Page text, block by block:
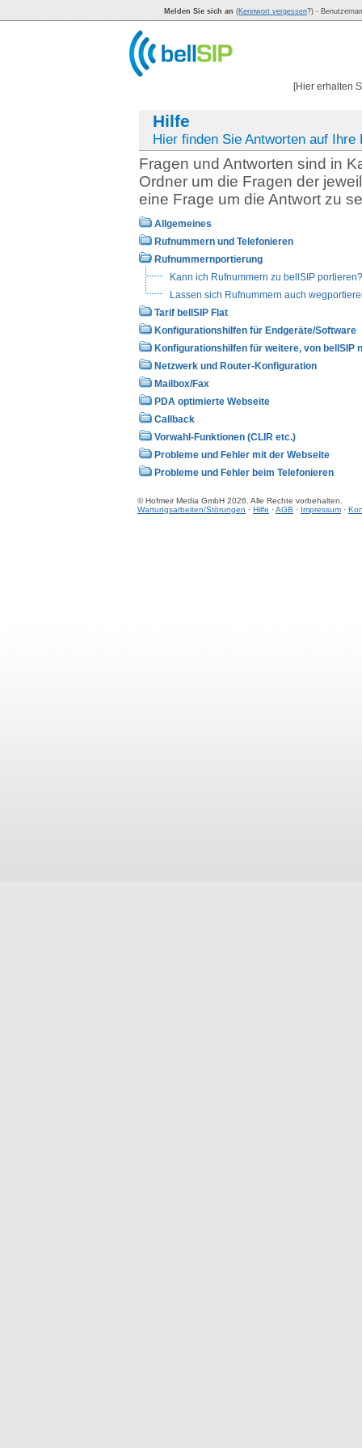
Melden Sie sich an (Kennwort vergessen?) -
[Hier erhalten
Hilfe
Hier finden Sie Antworten auf Ihre
Fragen und Antworten sind in
Ordner um die Fragen der
eine Frage um die Antwort zu
Allgemeines
Rufnummern und Telefonieren
Rufnummernportierung
Kann ich Rufnummern zu bellSIP portieren?
Lassen sich Rufnummern auch
Tarif bellSIP Flat
Konfigurationshilfen für Endgeräte/Software
Konfigurationshilfen für weitere, von bellSIP
Netzwerk und Router-Konfiguration
Mailbox/Fax
PDA optimierte Webseite
Callback
Vorwahl-Funktionen (CLIR etc.)
Probleme und Fehler mit der Webseite
Probleme und Fehler beim Telefonieren
© Hofmeir Media GmbH 2026. Alle Rechte vorbehalten.
Wartungsarbeiten/Störungen · Hilfe ·AGB · Impressum ·